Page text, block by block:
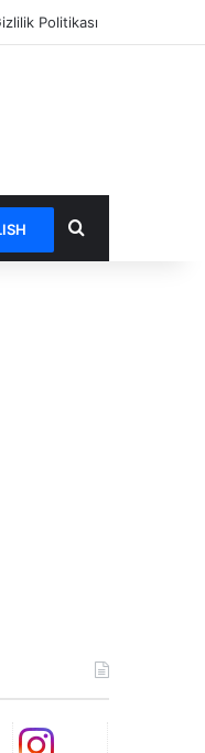
Politikası
Arama yap ...